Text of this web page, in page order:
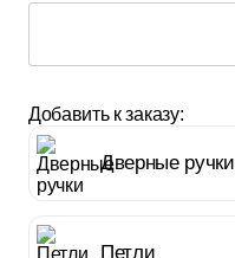
Добавить к заказу:
Дверные ручки
Петли